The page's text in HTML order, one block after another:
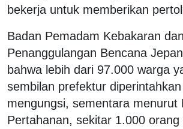
bekerja untuk memberikan
Badan Pemadam Kebakaran dan
Penanggulangan Bencana
bahwa lebih dari 97.000 warga
sembilan prefektur
mengungsi, sementara menurut
Pertahanan, sekitar 1.000 orang